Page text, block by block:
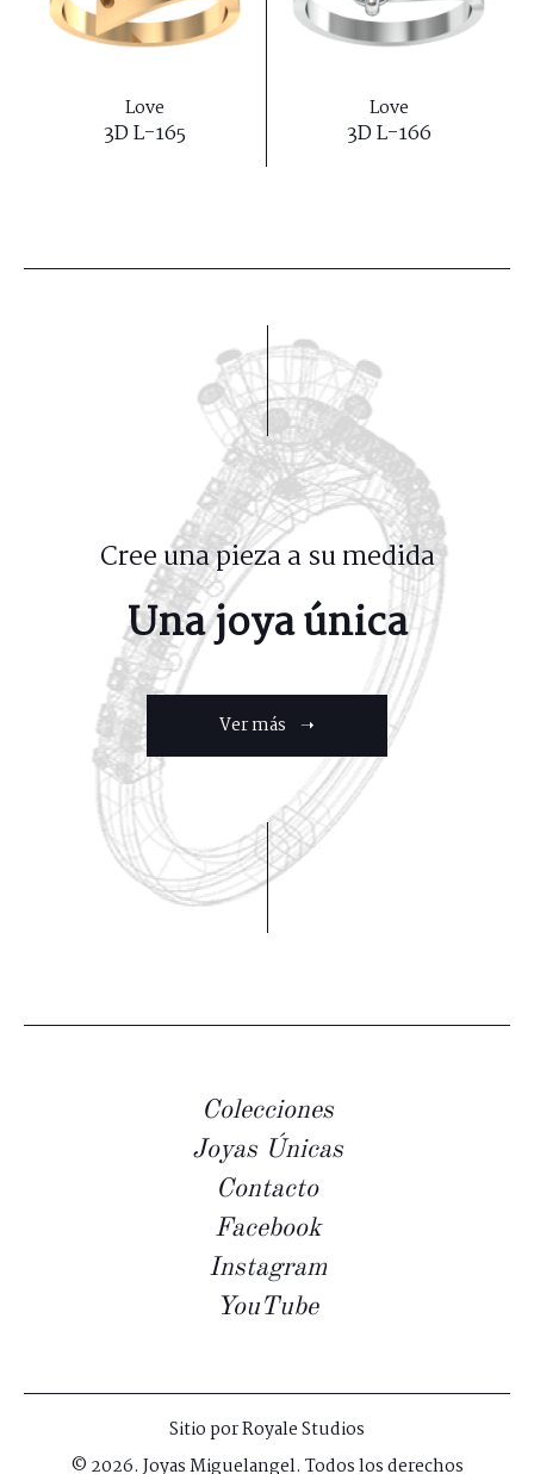
Love
3D L-165
Love
3D L-166
Cree una pieza a su medida
Una joya única
Ver más ➝
Colecciones
Joyas Únicas
Contacto
Facebook
Instagram
YouTube
Sitio porRoyale Studios
© 2026. Joyas Miguelangel. Todos los derechos